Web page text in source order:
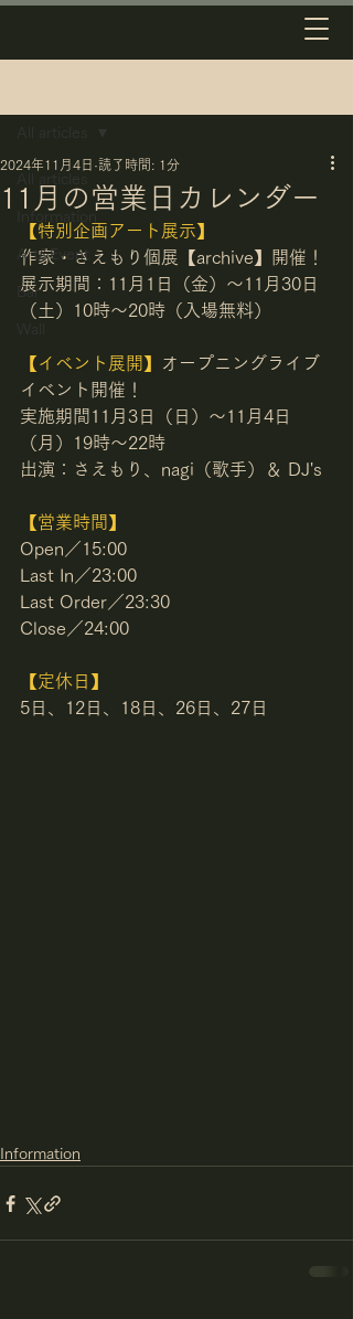
All articles
Information
Art&Event
Bar
Wall
All articles
11月の営業日カレンダー
2024年11月4日 読了時間: 1分
【特別企画アート展示】
作家・さえもり個展【archive】開催！
展示期間：11月1日（金）〜11月30日
（土）10時〜20時（入場無料）
【イベント展開】
オープニングライブ
イベント開催！
実施期間11月3日（日）〜11月4日
（月）19時〜22時
出演：さえもり、nagi（歌手）＆ DJ's
【営業時間】
Open／15:00
Last In／23:00
Last Order／23:30
Close／24:00
【定休日】
5日、12日、18日、26日、27日
Information